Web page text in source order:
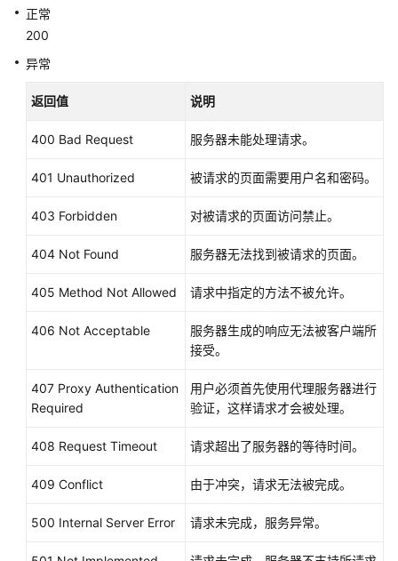
速
门
API
弹
伸
组
性
置
弹
"ENV152"
]
]
正常
200
异常
返回值 说明
400 Bad Request 服务器未能处理请求。
401 Unauthorized 被请求的页面需要用户名和密码。
403 Forbidden 对被请求的页面访问禁止。
404 Not Found 服务器无法找到被请求的页面。
405 Method Not Allowed 请求中指定的方法不被允许。
406 Not Acceptable
服务器生成的响应无法被客户端所
接受。
407 Proxy Authentication
Required
用户必须首先使用代理服务器进行
验证，这样请求才会被处理。
408 Request Timeout 请求超出了服务器的等待时间。
409 Conflict 由于冲突，请求无法被完成。
500 Internal Server Error 请求未完成，服务异常。